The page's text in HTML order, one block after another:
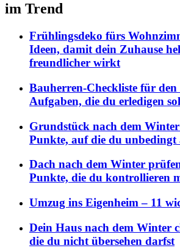
im Trend
Frühlingsdeko fürs
Ideen, damit dein Zuhause
freundlicher wirkt
Bauherren-Checkliste für
Aufgaben, die du erledigen
Grundstück nach dem Winter
Punkte, auf die du unbedingt
Dach nach dem Winter
Punkte, die du kontrollieren
Umzug ins Eigenheim – 11
Dein Haus nach dem Winter
die du nicht übersehen darfst